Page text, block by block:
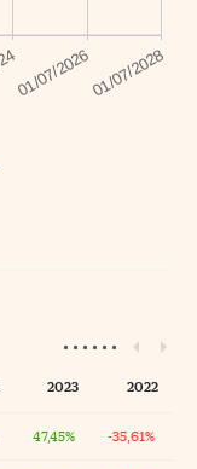
2023 2022
47,45% -35,61%